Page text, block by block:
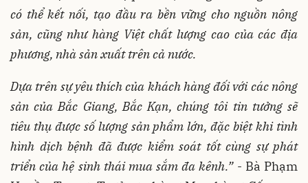
có thể kết nối, tạo đầu ra bền vững cho nguồn nông
sản, cũng như hàng Việt chất lượng cao của các địa
phương, nhà sản xuất trên cả nước.
Dựa trên sự yêu thích của khách hàng đối với các nông
sản của Bắc Giang, Bắc Kạn, chúng tôi tin tưởng sẽ
tiêu thụ được số lượng sản phẩm lớn, đặc biệt khi tình
hình dịch bệnh đã được kiểm soát tốt cùng sự phát
triển của hệ sinh thái mua sắm đa kênh.” - Bà Phạm